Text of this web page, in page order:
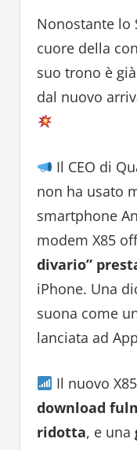
Nonostante lo
cuore della
suo trono è
dal nuovo
Il CEO di
non ha usato
smartphone
modem X85
divario”
iPhone. Una
suona come
lanciata ad
Il nuovo
download
ridotta, e una